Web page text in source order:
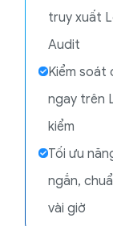
truy xuất
Audit
Kiểm soát
ngay trên
kiểm
Tối ưu
ngắn,
vài giờ